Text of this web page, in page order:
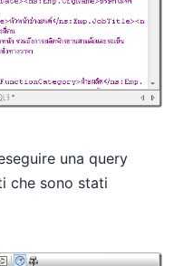
una query
che sono stati